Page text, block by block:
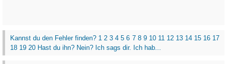
Kannst du den Fehler finden? 1 2 3 4 5 6 7 8 9 10 11 12 13 14 15 16 17
18 19 20 Hast du ihn? Nein? Ich sags dir. Ich hab...